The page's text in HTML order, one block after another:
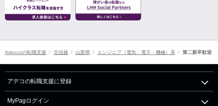
Adeccoの転職支援 北信越 山梨県 エンジニア（電気・電子・機械）系 第二新卒歓迎
アデコの転職支援に登録
MyPagログイン